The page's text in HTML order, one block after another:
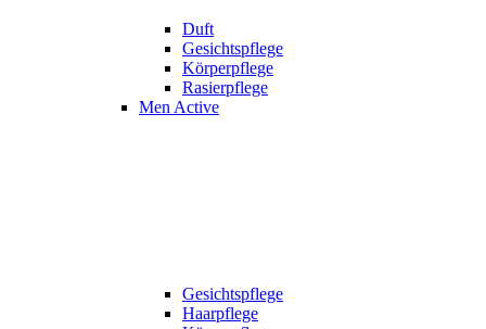
Duft
Gesichtspflege
Körperpflege
Rasierpflege
Men Active
Gesichtspflege
Haarpflege